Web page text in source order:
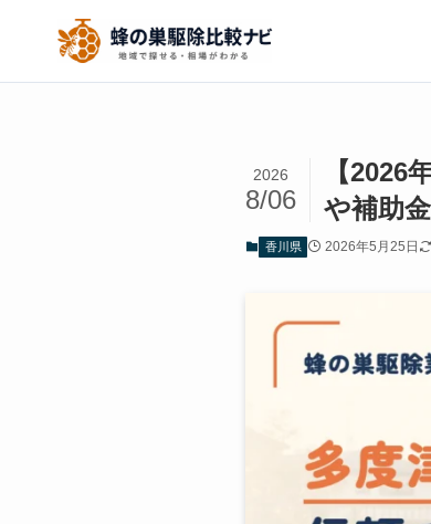
【2026
や補助
2026
8/06
香川県 2026年5月25日